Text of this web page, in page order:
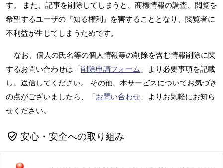
す。 また、記事を削除してしまうと、商標情報の調査、閲覧を
希望するユーザの『知る権利』を害することとなり、閲覧者に
不利益が生じてしまうためです。
なお、個人の氏名等の個人情報等の削除を含む情報削除に関
するお問い合わせは「削除申請フォーム 」より必要事項を記載
し、送信してください。 その他、本サービスについてお気づき
の点がございましたら、「お問い合わせ 」よりお気軽にお知ら
せください。
安心・安全への取り組み